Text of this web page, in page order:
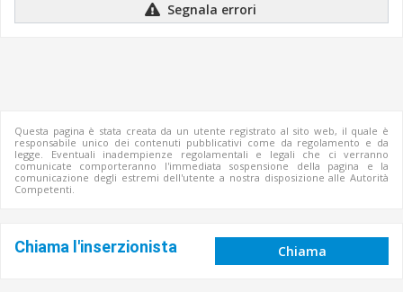
Segnala errori
Questa pagina è stata creata da un utente registrato al sito web, il quale è
responsabile unico dei contenuti pubblicativi come da regolamento e da
legge. Eventuali inadempienze regolamentali e legali che ci verranno
comunicate comporteranno l'immediata sospensione della pagina e la
comunicazione degli estremi dell'utente a nostra disposizione alle Autorità
Competenti.
Chiama l'inserzionista Chiama